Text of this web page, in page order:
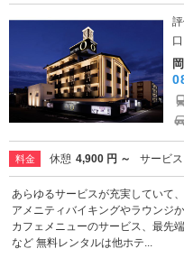
料金 休憩 4,900 円 ～ サービ
あらゆるサービスが充実していて
アメニティバイキングやラウンジ
カフェメニューのサービス、最先
など 無料レンタルは他ホテ...